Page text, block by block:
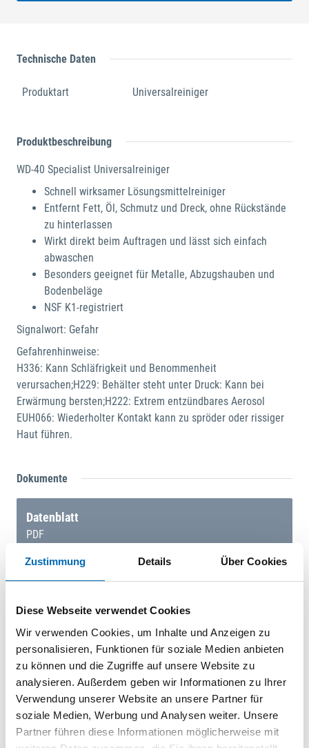
Zustimmung Details Über Cookies
Diese Webseite verwendet Cookies
Wir verwenden Cookies, um Inhalte und Anzeigen zu
personalisieren, Funktionen für soziale Medien anbieten
zu können und die Zugriffe auf unsere Website zu
analysieren. Außerdem geben wir Informationen zu Ihrer
Verwendung unserer Website an unsere Partner für
soziale Medien, Werbung und Analysen weiter. Unsere
Partner führen diese Informationen möglicherweise mit
Technische Daten
Produktart Universalreiniger
Produktbeschreibung
WD-40 Specialist Universalreiniger
Schnell wirksamer Lösungsmittelreiniger
Entfernt Fett, Öl, Schmutz und Dreck, ohne Rückstände
zu hinterlassen
Wirkt direkt beim Auftragen und lässt sich einfach
abwaschen
Besonders geeignet für Metalle, Abzugshauben und
Bodenbeläge
NSF K1-registriert
Signalwort: Gefahr
Gefahrenhinweise:
H336: Kann Schläfrigkeit und Benommenheit
verursachen;H229: Behälter steht unter Druck: Kann bei
Erwärmung bersten;H222: Extrem entzündbares Aerosol
EUH066: Wiederholter Kontakt kann zu spröder oder rissiger
Haut führen.
Dokumente
Datenblatt
PDF
Datenblatt
Datenblatt
PDF